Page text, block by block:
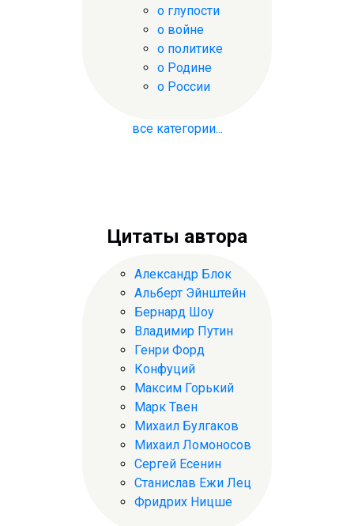
о глупости
о войне
о политике
о Родине
о России
все категории...
Цитаты автора
Александр Блок
Альберт Эйнштейн
Бернард Шоу
Владимир Путин
Генри Форд
Конфуций
Максим Горький
Марк Твен
Михаил Булгаков
Михаил Ломоносов
Сергей Есенин
Станислав Ежи Лец
Фридрих Ницше